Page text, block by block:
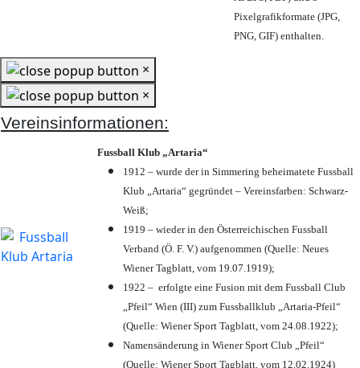
Pixelgrafikformate (JPG,
PNG, GIF) enthalten.
×
×
Vereinsinformationen:
Fussball Klub „Artaria“
1912 – wurde der in Simmering beheimatete Fussball
Klub „Artaria“ gegründet – Vereinsfarben: Schwarz-
Weiß;
1919 – wieder in den Österreichischen Fussball
Verband (Ö. F. V.) aufgenommen (Quelle: Neues
Wiener Tagblatt, vom 19.07.1919);
1922 – erfolgte eine Fusion mit dem Fussball Club
„Pfeil“ Wien (III) zum Fussballklub „Artaria-Pfeil“
(Quelle: Wiener Sport Tagblatt, vom 24.08.1922);
Namensänderung in Wiener Sport Club „Pfeil“
(Quelle: Wiener Sport Tagblatt, vom 12.02.1924)